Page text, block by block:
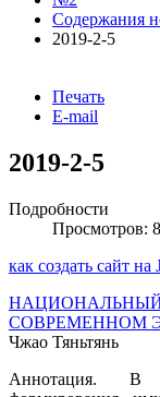
Содержания
2019-2-5
Печать
E-mail
2019-2-5
Подробности
Просмотров:
как создать сайт на
СОВРЕМЕННОМ
Чжао Тяньтянь
Аннотация. В